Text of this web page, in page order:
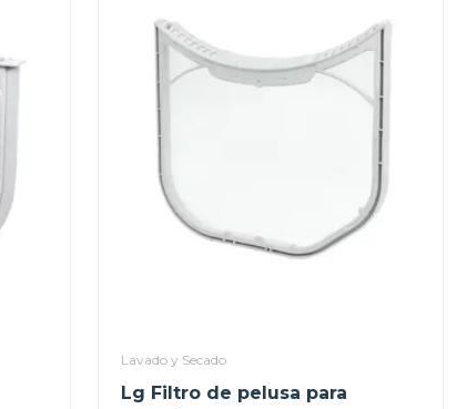
Lavado y Secado
Lg Filtro de pelusa para